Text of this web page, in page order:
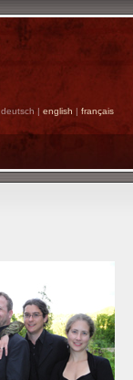
deutsch | english | français